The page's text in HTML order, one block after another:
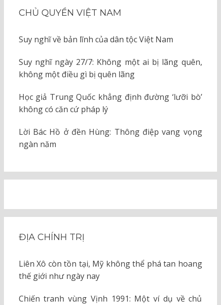
CHỦ QUYỀN VIỆT NAM
Suy nghĩ về bản lĩnh của dân tộc Việt Nam
Suy nghĩ ngày 27/7: Không một ai bị lãng quên,
không một điều gì bị quên lãng
Học giả Trung Quốc khẳng định đường ‘lưỡi bò’
không có căn cứ pháp lý
Lời Bác Hồ ở đền Hùng: Thông điệp vang vọng
ngàn năm
ĐỊA CHÍNH TRỊ
Liên Xô còn tồn tại, Mỹ không thể phá tan hoang
thế giới như ngày nay
Chiến tranh vùng Vịnh 1991: Một ví dụ về chủ